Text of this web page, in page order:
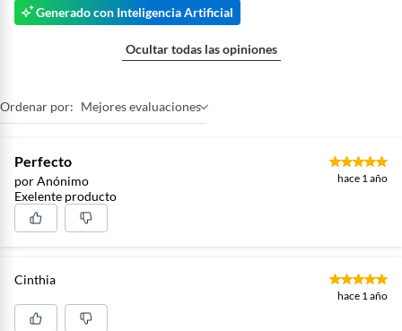
Generado con Inteligencia Artificial
Ocultar todas las opiniones
Ordenar por: Mejores evaluaciones
Perfecto
por Anónimo hace 1 año
Exelente producto
Cinthia
hace 1 año